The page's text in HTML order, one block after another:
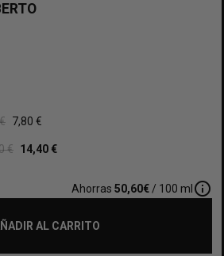
7,80 €
€ 14,40 €
Ahorras 50,60€ / 100 mlinfo_outline
AL CARRITO